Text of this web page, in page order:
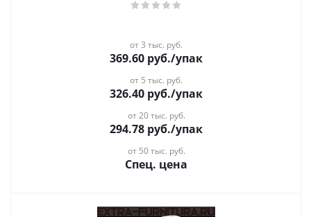
от 3 тыс. руб.
369.60 руб./упак
от 5 тыс. руб.
326.40 руб./упак
от 20 тыс. руб.
294.78 руб./упак
от 50 тыс. руб.
Спец. цена